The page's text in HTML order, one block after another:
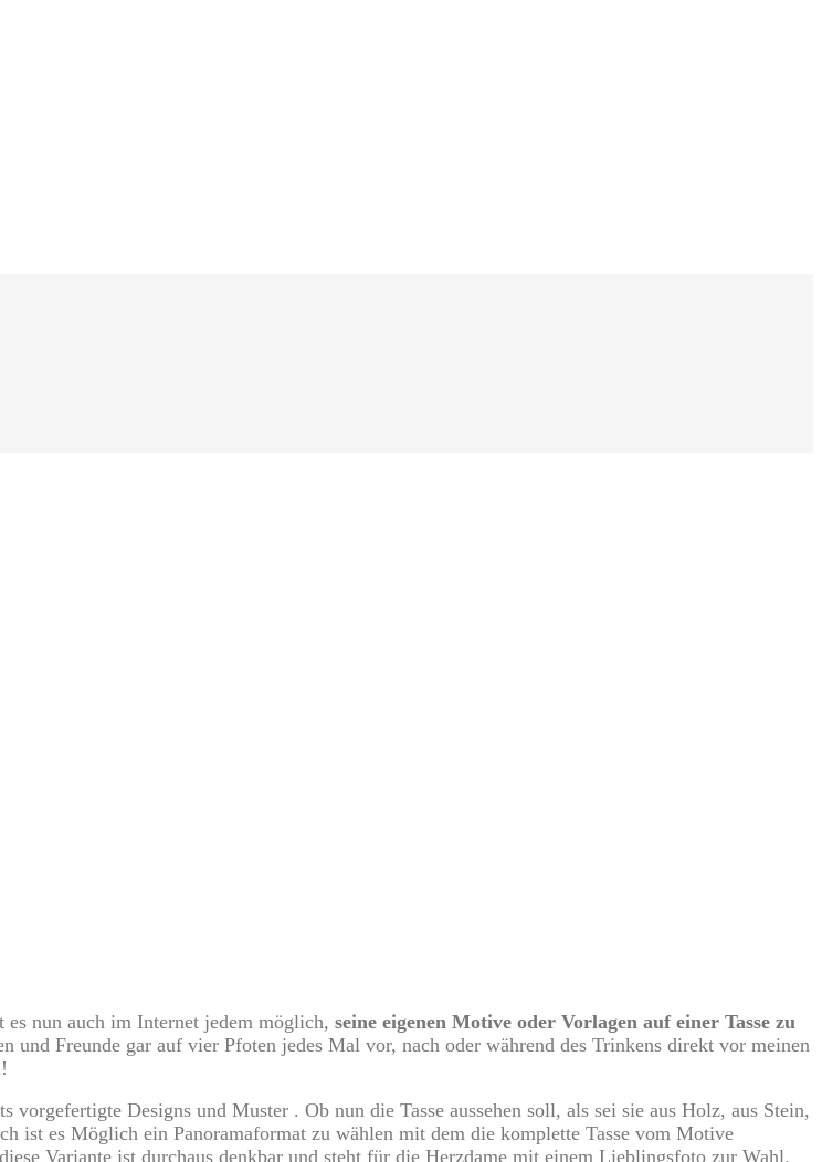
nun auch im Internet jedem möglich, seine eigenen Motive oder Vorlagen auf einer Tasse zu
und Freunde gar auf vier Pfoten jedes Mal vor, nach oder während des Trinkens direkt vor meinen
vorgefertigte Designs und Muster . Ob nun die Tasse aussehen soll, als sei sie aus Holz, aus Stein,
ist es Möglich ein Panoramaformat zu wählen mit dem die komplette Tasse vom Motive
Variante ist durchaus denkbar und steht für die Herzdame mit einem Lieblingsfoto zur Wahl.